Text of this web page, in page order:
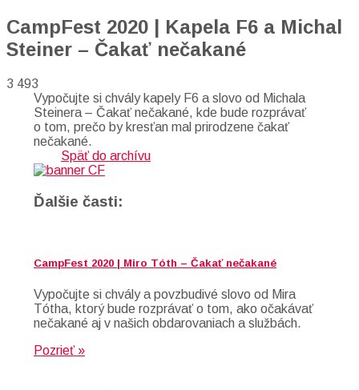
CampFest 2020 | Kapela F6 a Michal
Steiner – Čakať nečakané
3 493
Vypočujte si chvály kapely F6 a slovo od Michala
Steinera – Čakať nečakané, kde bude rozprávať
o tom, prečo by kresťan mal prirodzene čakať
nečakané.
Späť do archívu
Ďalšie časti:
CampFest 2020 | Miro Tóth – Čakať nečakané
Vypočujte si chvály a povzbudivé slovo od Mira
Tótha, ktorý bude rozprávať o tom, ako očakávať
nečakané aj v našich obdarovaniach a službách.
Pozrieť »